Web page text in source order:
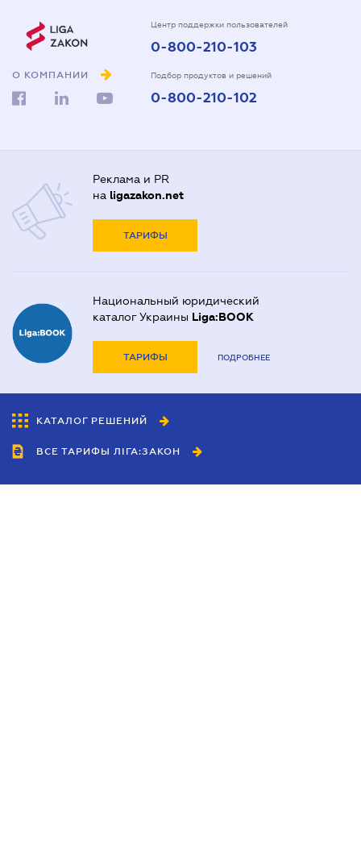
О КОМПАНИИ
Центр поддержки пользователей
0-800-210-103
Подбор продуктов и решений
0-800-210-102
Реклама и PR
на ligazakon.net
ТАРИФЫ
Национальный юридический
каталог Украины Liga:BOOK
ТАРИФЫ ПОДРОБНЕЕ
КАТАЛОГ РЕШЕНИЙ
ВСЕ ТАРИФЫ ЛІГА:ЗАКОН